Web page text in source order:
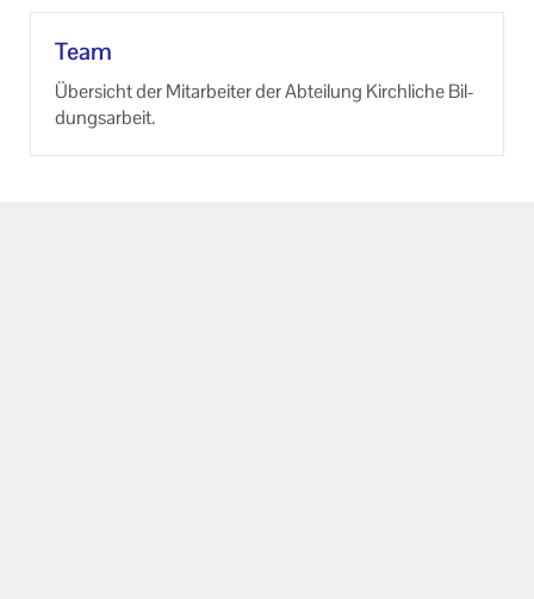
Team
Über­sicht der Mit­ar­bei­ter der Ab­tei­lung Kirch­li­che Bil­
dungs­ar­beit.